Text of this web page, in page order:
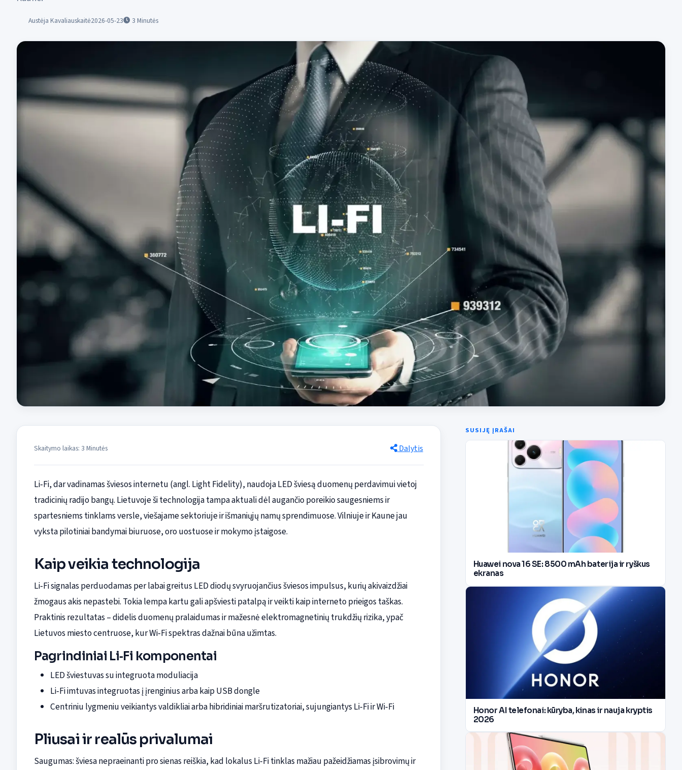
Austėja Kavaliauskaitė2026-05-23 3 Minutės
Skaitymo laikas: 3 Minutės Dalytis
Li‑Fi, dar vadinamas šviesos internetu (angl. Light Fidelity), naudoja LED šviesą duomenų perdavimui vietoj
tradicinių radijo bangų. Lietuvoje ši technologija tampa aktuali dėl augančio poreikio saugesniems ir
spartesniems tinklams versle, viešajame sektoriuje ir išmaniųjų namų sprendimuose. Vilniuje ir Kaune jau
vyksta pilotiniai bandymai biuruose, oro uostuose ir mokymo įstaigose.
Kaip veikia technologija
Li‑Fi signalas perduodamas per labai greitus LED diodų svyruojančius šviesos impulsus, kurių akivaizdžiai
žmogaus akis nepastebi. Tokia lempa kartu gali apšviesti patalpą ir veikti kaip interneto prieigos taškas.
Praktinis rezultatas – didelis duomenų pralaidumas ir mažesnė elektromagnetinių trukdžių rizika, ypač
Lietuvos miesto centruose, kur Wi‑Fi spektras dažnai būna užimtas.
Pagrindiniai Li‑Fi komponentai
LED šviestuvas su integruota moduliacija
Li‑Fi imtuvas integruotas į įrenginius arba kaip USB dongle
Centriniu lygmeniu veikiantys valdikliai arba hibridiniai maršrutizatoriai, sujungiantys Li‑Fi ir Wi‑Fi
Pliusai ir realūs privalumai
Saugumas: šviesa nepraeinanti pro sienas reiškia, kad lokalus Li‑Fi tinklas mažiau pažeidžiamas įsibrovimų ir
SUSIJĘ ĮRAŠAI
Huawei nova 16 SE: 8500 mAh baterija ir ryškus
ekranas
Honor AI telefonai: kūryba, kinas ir nauja kryptis
2026